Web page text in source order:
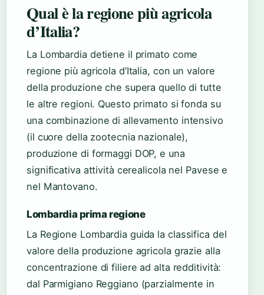
Qual è la regione più agricola
d’Italia?
La Lombardia detiene il primato come
regione più agricola d’Italia, con un valore
della produzione che supera quello di tutte
le altre regioni. Questo primato si fonda su
una combinazione di allevamento intensivo
(il cuore della zootecnia nazionale),
produzione di formaggi DOP, e una
significativa attività cerealicola nel Pavese e
nel Mantovano.
Lombardia prima regione
La Regione Lombardia guida la classifica del
valore della produzione agricola grazie alla
concentrazione di filiere ad alta redditività:
dal Parmigiano Reggiano (parzialmente in